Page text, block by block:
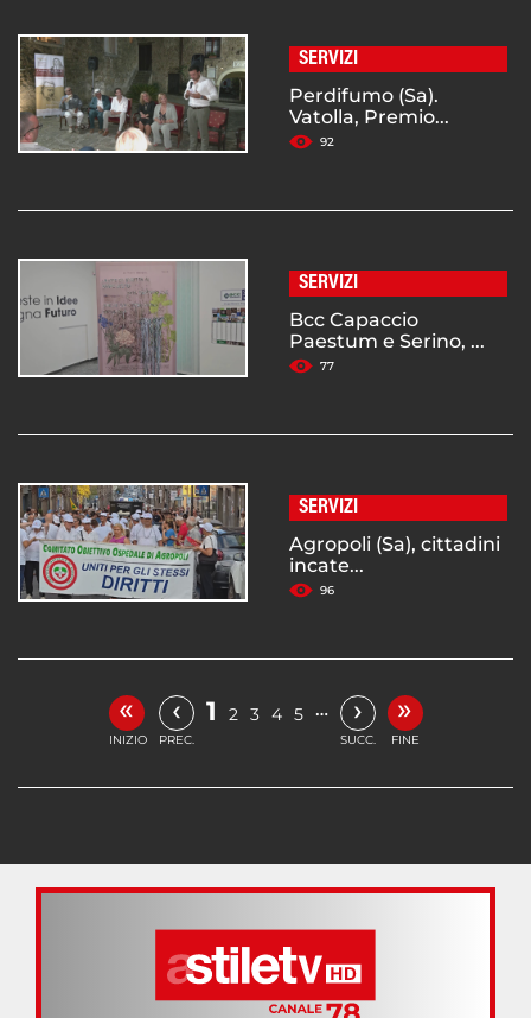
SERVIZI
Perdifumo (Sa).
Vatolla, Premio...
92
SERVIZI
Bcc Capaccio
Paestum e Serino, ...
77
SERVIZI
Agropoli (Sa), cittadini
incate...
96
«
INIZIO
‹
PREC.
1 2 3 4 5 … ›
SUCC.
»
FINE